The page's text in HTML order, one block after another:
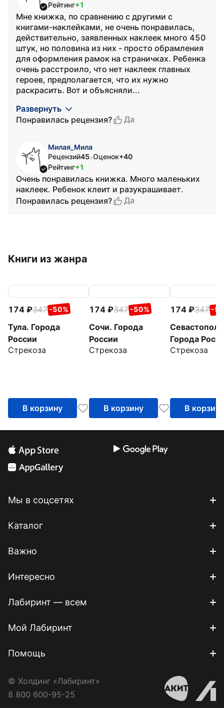
Рейтинг+1
Мне книжка, по сравнению с другими с
книгами-наклейками, не очень понравилась,
действительно, заявленных наклеек много 450
штук, но половина из них - просто обрамления
для оформления рамок на страничках. Ребенка
очень расстроило, что нет наклеек главных
героев, предполагается, что их нужно
раскрасить. Вот и объясняли...
Развернуть
Понравилась рецензия?
Да
Милая_Мила
Рецензий45•Оценок+40
Рейтинг+1
Очень понравилась книжка. Много маленьких
наклеек. Ребенок клеит и разукрашивает.
Понравилась рецензия?
Да
Книги из жанра
174 347 -50%
Тула. Города
России
Стрекоза
В корзину
174 347 -50%
Сочи. Города
России
Стрекоза
В корзину
174 347 -
Города
Стрекоза
В корзину
Мы в соцсетях
Каталог
Важно
Интересно
Лабиринт — всем
Мой Лабиринт
Помощь
© Холдинг «Лабиринт»
8 800 600-95-25